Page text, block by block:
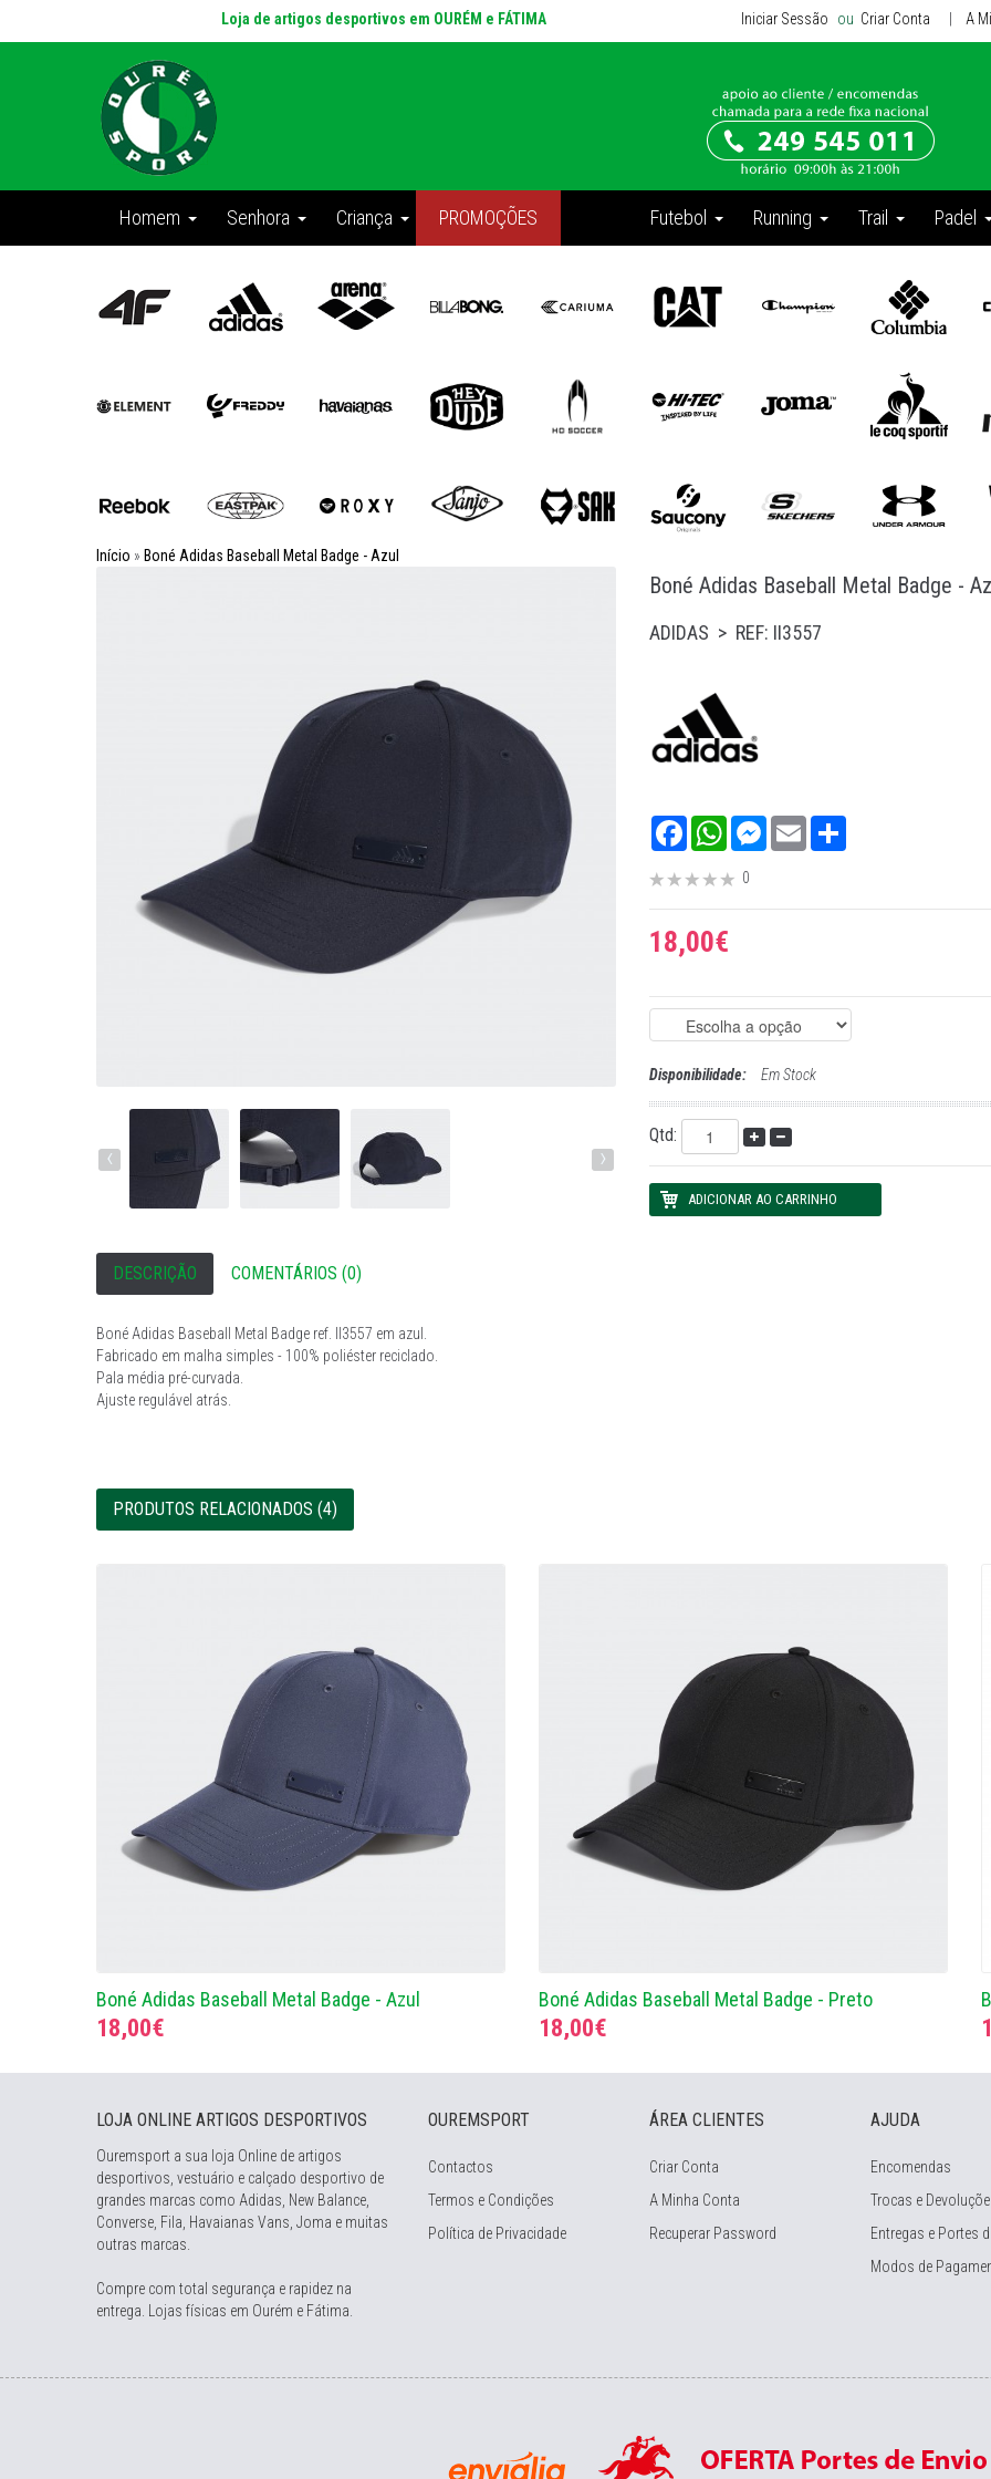
Loja de artigos desportivos em OURÉM e FÁTIMA Iniciar Sessão ou Criar Conta A
Homem Senhora Criança PROMOÇÕES Futebol Running Trail Padel
Início » Boné Adidas Baseball Metal Badge - Azul
‹ ›
Boné Adidas Baseball Metal Badge -
ADIDAS > REF: II3557
FacebookWhatsAppMessenger
Email
0
18,00€
Disponibilidade: Em Stock
Qtd:
DESCRIÇÃO COMENTÁRIOS (0)
Boné Adidas Baseball Metal Badge ref. II3557 em azul.
Fabricado em malha simples - 100% poliéster reciclado.
Pala média pré-curvada.
Ajuste regulável atrás.
PRODUTOS RELACIONADOS (4)
Boné Adidas Baseball Metal Badge - Azul
18,00€
Boné Adidas Baseball Metal Badge - Preto
18,00€
LOJA ONLINE ARTIGOS DESPORTIVOS
Ouremsport a sua loja Online de artigos
desportivos, vestuário e calçado desportivo de
grandes marcas como Adidas, New Balance,
Converse, Fila, Havaianas Vans, Joma e muitas
outras marcas.
Compre com total segurança e rapidez na
entrega. Lojas físicas em Ourém e Fátima.
OUREMSPORT
Contactos
Termos e Condições
Política de Privacidade
ÁREA CLIENTES
Criar Conta
A Minha Conta
Recuperar Password
AJUDA
Encomendas
Trocas e
Entregas e Portes
Modos de